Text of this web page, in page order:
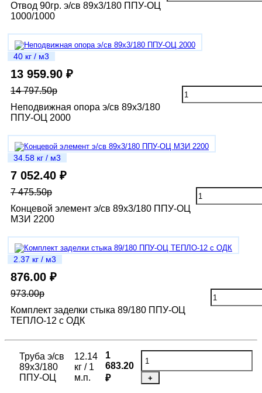
Отвод 90гр. э/св 89х3/180 ППУ-ОЦ
1000/1000
40 кг / м3
13 959.90 ₽
14 797.50р
Неподвижная опора э/св 89х3/180
ППУ-ОЦ 2000
34.58 кг / м3
7 052.40 ₽
7 475.50р
Концевой элемент э/св 89х3/180 ППУ-ОЦ
МЗИ 2200
2.37 кг / м3
876.00 ₽
973.00р
Комплект заделки стыка 89/180 ППУ-ОЦ
ТЕПЛО-12 с ОДК
Труба э/св
89х3/180
ППУ-ОЦ
12.14
кг / 1
м.п.
1
683.20
₽
+